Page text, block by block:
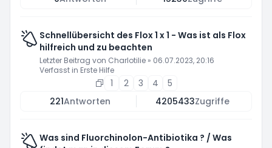
Schnellübersicht des Flox 1 x 1 - Was ist als Flox
hilfreich und zu beachten
Letzter Beitrag von Charlotilie » 06.07.2023, 20:16
Verfasst in Erste Hilfe
1 2 3 4
5
221Antworten 4205433Zugriffe
Was sind Fluorchinolon-Antibiotika ? / Was